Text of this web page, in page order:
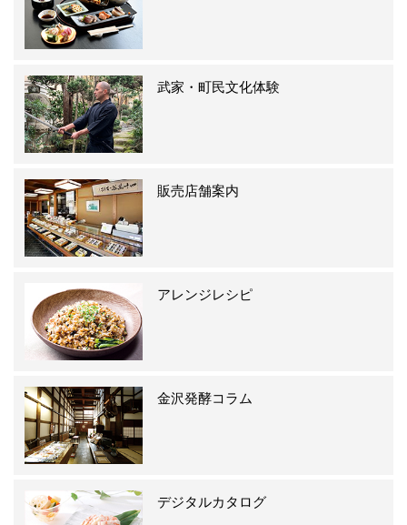
武家・町民文化体験
販売店舗案内
アレンジレシピ
金沢発酵コラム
デジタルカタログ